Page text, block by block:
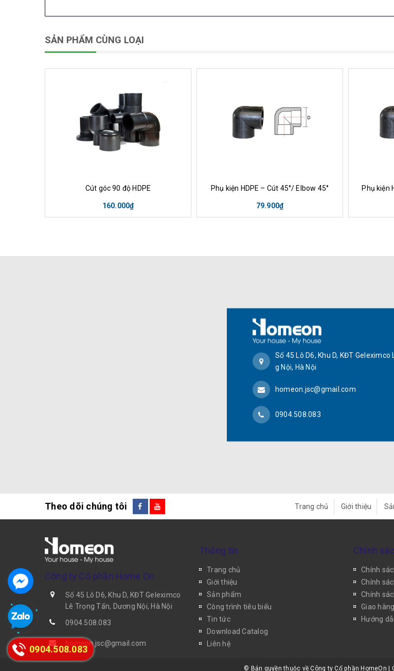
SẢN PHẨM CÙNG LOẠI
Cút góc 90 độ HDPE
160.000₫
Phụ kiện HDPE – Cút 45°/ Elbow 45°
79.900₫
Phụ kiện
Số 45 Lô D6, Khu D, KĐT
g Nội, Hà Nội
homeon.jsc@gmail.com
0904.508.083
Theo dõi chúng tôi Trang chủ Giới thiệu
Công ty Cổ phần Home On
Số 45 Lô D6, Khu D, KĐT Geleximco
Lê Trọng Tấn, Dương Nội, Hà Nội
0904.508.083
homeon.jsc@gmail.com
Thông tin
Trang chủ
Giới thiệu
Sản phẩm
Công trình tiêu biểu
Tin tức
Download Catalog
Liên hệ
Chính
Chính
Chính
Chính
Giao
Hướng
© Bản quyền thuộc về Công ty Cổ phần HomeOn
0904.508.083